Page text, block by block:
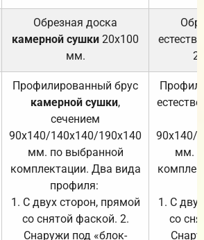
Обрезная доска
камерной сушки 20х100
мм.
Профилированный брус
камерной сушки,
сечением
90х140/140х140/190х140
мм. по выбранной
комплектации. Два вида
профиля:
1. С двух сторон, прямой
со снятой фаской. 2.
Снаружи под «блок-
90х140/
мм.
1. С
со